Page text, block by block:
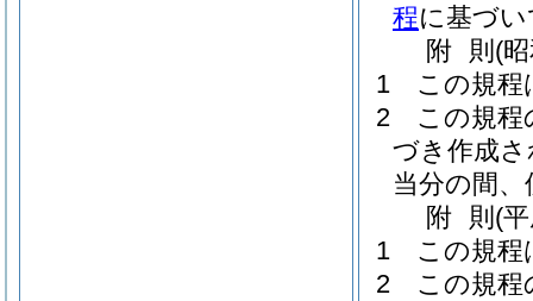
程に基づ
附 則 (
1
この規程
2
この規程
づき作成
当分の間
附 則 (
1
この規程
2
この規程